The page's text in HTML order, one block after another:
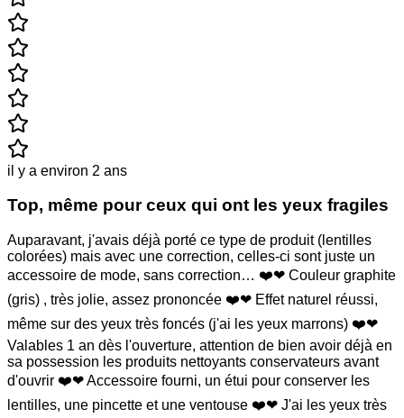
il y a environ 2 ans
Top, même pour ceux qui ont les yeux fragiles
Auparavant, j'avais déjà porté ce type de produit (lentilles
colorées) mais avec une correction, celles-ci sont juste un
accessoire de mode, sans correction… ❤️❤ Couleur graphite
(gris) , très jolie, assez prononcée ❤️❤ Effet naturel réussi,
même sur des yeux très foncés (j'ai les yeux marrons) ❤️❤
Valables 1 an dès l'ouverture, attention de bien avoir déjà en
sa possession les produits nettoyants conservateurs avant
d'ouvrir ❤️❤ Accessoire fourni, un étui pour conserver les
lentilles, une pincette et une ventouse ❤️❤ J'ai les yeux très